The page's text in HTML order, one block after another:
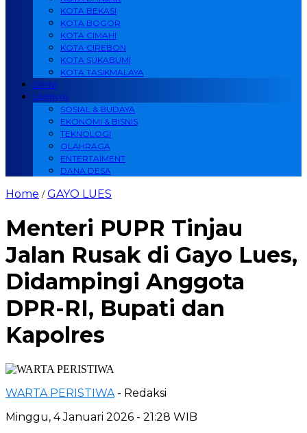
KOTA BEKASI
KOTA BOGOR
KOTA CIMAHI
KOTA CIREBON
KOTA SUKABUMI
KOTA TASIKMALAYA
OPINI
LAINNYA
SOSIAL & BUDAYA
EKONOMI & BISNIS
TEKNOLOGI
OLAHRAGA
ENTERTAIMENT
DANA DESA
Home /GAYO LUES
Menteri PUPR Tinjau
Jalan Rusak di Gayo Lues,
Didampingi Anggota
DPR-RI, Bupati dan
Kapolres
WARTA PERISTIWA - Redaksi
Minggu, 4 Januari 2026 - 21:28 WIB